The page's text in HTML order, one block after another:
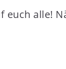
alle!